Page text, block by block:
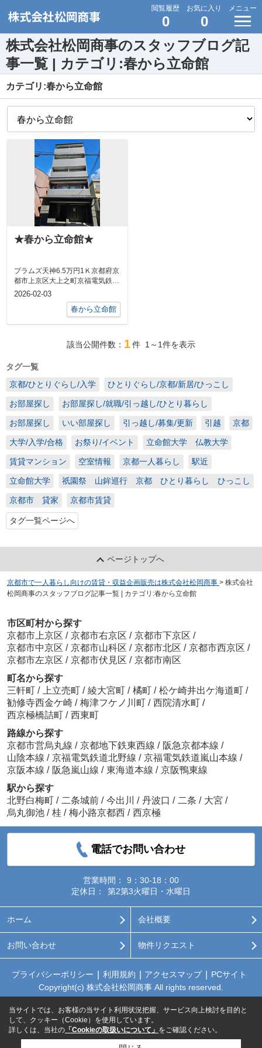
閲覧履歴
0
お気に入り
0
メニュー
株式会社松岡商事のスタッフブログ記
事一覧 | カテゴリ:春から立命館
カテゴリ:春から立命館
★春から立命館★
プラムズ天神6.5万円1Ｋ京都府京
都市上京区大上之町京福電気鉄道
北野線「北野白梅町」駅 徒...
2026-02-03
春から立命館
該当公開件数： 1件 1～1件を表示
タグ一覧
京都/ひとりぐらし/入学
ひとりぐらし/京都/新居/ひっこし
お部屋探し お部屋探し/就職/引っ越し/ひとり暮らし
お部屋探し いい部屋探し 引っ越し/募集/更新 引越 京都
大学/入学/合格 お祭り/イベント 立命館大学 仏教大学
賃貸マンション 空室情報 京都一人暮らし 駅近
立命館大学 祇園祭 山鉾巡行 京都 ひとり暮らし ひっこし
京都市 貸家 京都市賃貸
タグ一覧ページへ
ページトップへ
京都市で一人暮らし向けの賃貸・収益企画販売は株式会社松岡商事 > 株式会社
松岡商事のスタッフブログ記事一覧 | カテゴリ:春から立命館
市区町村から探す
京都市上京区 / 京都市右京区 / 京都市下京区 /
京都市中京区 / 京都市山科区 / 京都市北区 / 京都市西京区 /
京都市左京区 / 京都市伏見区 / 京都市南区
町名から探す
三軒町 / 上立売町 / 綾大宮町 / 橘町 / 松ケ崎井出ケ海道町 /
勧修寺西金ケ崎 / 梅津フケノ川町 / 西院清水町 /
西京極橋詰町 / 西東町
路線から探す
京都市営烏丸線 / 京都地下鉄東西線 / 阪急京都本線 /
山陰本線 / 京福電気鉄道北野線 / 京福電気鉄道嵐山本線 /
京阪本線 / 阪急嵐山線 / 東海道本線 / 京阪鴨東線
駅から探す
北野白梅町 / 二条城前 / 今出川 / 丹波口 / 二条 / 大宮 /
烏丸御池 / 桂 / 梅小路京都西 / 西京極
電話でお問い合わせ
営業時間：
9：30-18：00
定休日：
第2第3火曜日・水曜日
ホーム 会社概要
お問い合わせ 物件リクエスト
プライバシーポリシー 利用規約 アクセスマップ
PCサイト
Copyright(c) 株式会社松岡商事 All rights reserved.
当サイトでは、お客様の当サイト利用状況把握、サービス向上検討を目的と
して、クッキー（Cookie）を使用しています。
詳しくは、当社の 「Cookieの取扱いについて」 をご確認ください。